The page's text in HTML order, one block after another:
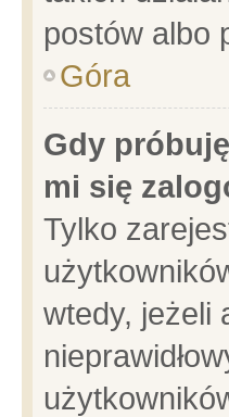
postów albo
Góra
Gdy
mi się
Tylko
wtedy, jeżeli